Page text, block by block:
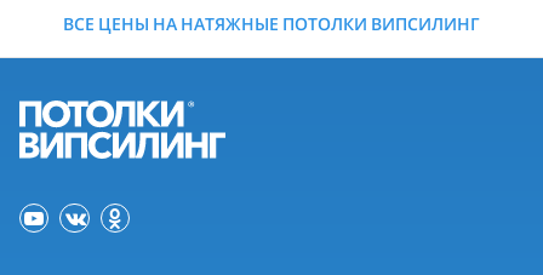
ВСЕ ЦЕНЫ НА НАТЯЖНЫЕ ПОТОЛКИ ВИПСИЛИНГ